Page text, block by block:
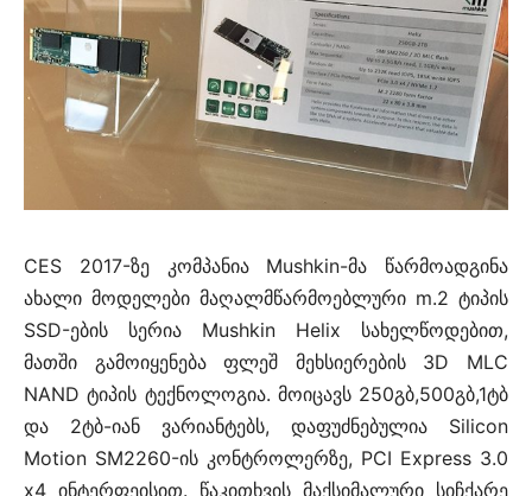
CES 2017-ზე კომპანია Mushkin-მა წარმოადგინა
ახალი მოდელები მაღალმწარმოებლური m.2 ტიპის
SSD-ების სერია Mushkin Helix სახელწოდებით,
მათში გამოიყენება ფლეშ მეხსიერების 3D MLC
NAND ტიპის ტექნოლოგია. მოიცავს 250გბ,500გბ,1ტბ
და 2ტბ-იან ვარიანტებს, დაფუძნებულია Silicon
Motion SM2260-ის კონტროლერზე, PCI Express 3.0
x4 ინტერფეისით. წაკითხვის მაქსიმალური სიჩქარე